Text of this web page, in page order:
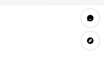
문의하
app